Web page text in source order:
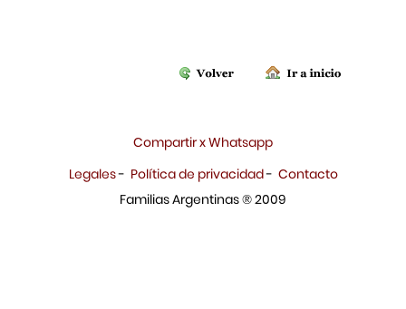
Compartir x Whatsapp
Legales- Política de privacidad- Contacto
Familias Argentinas ® 2009